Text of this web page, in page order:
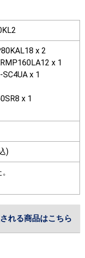
x 2
x 1
x 1
x 1
)
れる商品はこちら